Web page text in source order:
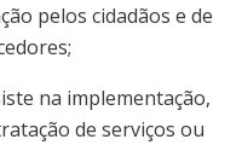
pelos cidadãos e de
na implementação,
de serviços ou